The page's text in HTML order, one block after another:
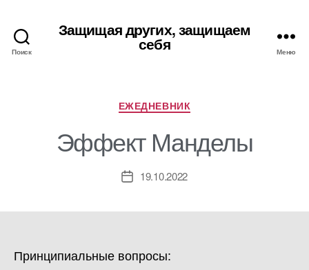
Поиск
Защищая других, защищаем
себя Меню
Рубрики
ЕЖЕДНЕВНИК
Эффект Манделы
Дата19.10.2022
Принципиальные вопросы: